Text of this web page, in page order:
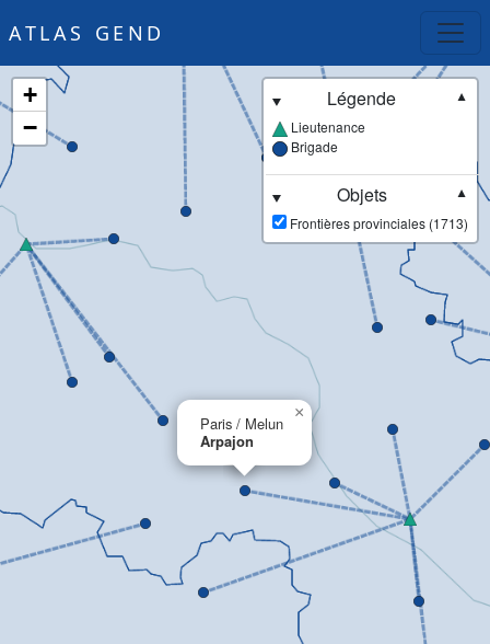
ATLAS GEND
Paris / Melun
Arpajon
×
+
−
Légende
▼
Lieutenance
Brigade
Objets
▼
Frontières provinciales (1713)